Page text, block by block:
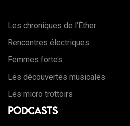
Les chroniques de l’Éther
Rencontres électriques
Femmes fortes
Les découvertes musicales
Les micro trottoirs
Podcasts